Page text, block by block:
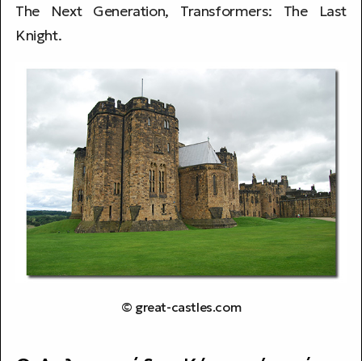
The Next Generation, Transformers: The Last
Knight.
© great-castles.com